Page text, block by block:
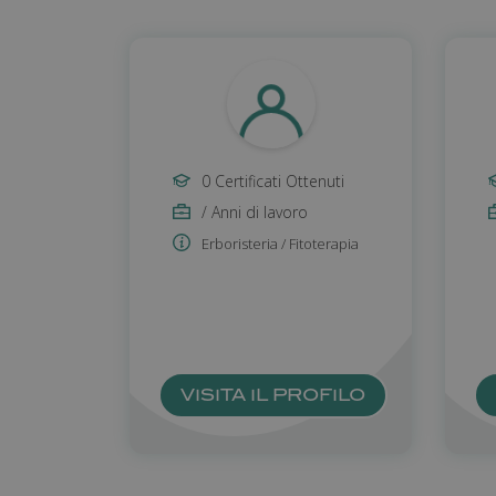
0 Certificati Ottenuti
/ Anni di lavoro
Erboristeria / Fitoterapia
VISITA IL PROFILO